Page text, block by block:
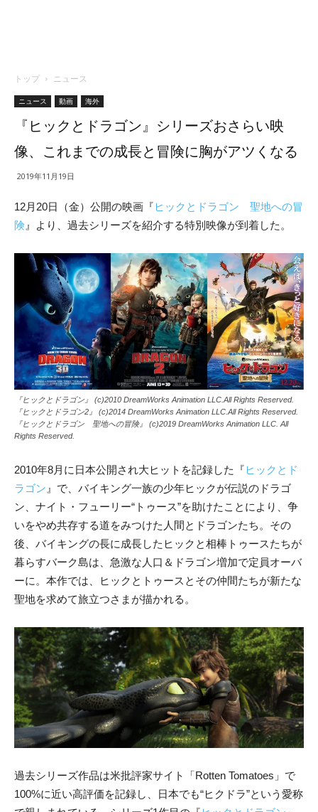
トップ ニュース
ニュース 動画 海外
『ヒックとドラゴン』シリーズおさらい映
像、これまでの成長と冒険に胸がアツくなる
2019年11月19日
12月20日（金）公開の映画『 ヒックとドラゴン 聖地への冒
険 』より、過去シリーズを紹介する特別映像が到着した。
『ヒックとドラゴン』 (c)2010 DreamWorks Animation LLC.All Rights Reserved.
『ヒックとドラゴン2』 (c)2014 DreamWorks Animation LLC.All Rights Reserved.
『ヒックとドラゴン 聖地への冒険』 (c)2019 DreamWorks Animation LLC. All
Rights Reserved.
2010年8月に日本公開され大ヒットを記録した『 ヒックとド
ラゴン 』で、バイキング一族の少年ヒックが伝説のドラゴ
ン、ナイト・フューリー“トゥース”を助けたことにより、争
いをやめ共存する道をみつけた人間とドラゴンたち。その
後、バイキングの長に成長したヒックと相棒トゥースたちが
暮らすバーク島は、急激な人口＆ドラゴン増加で定員オーバ
ーに。本作では、ヒックとトゥースとその仲間たちが新たな
聖地を求めて旅立つさまが描かれる。
過去シリーズ作品は米批評家サイト「Rotten Tomatoes」で
100%に近い高評価を記録し、日本でも“ヒクドラ”という愛称